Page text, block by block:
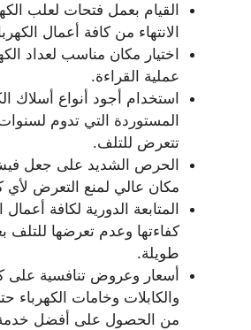
القيام بعمل فتحات لعلب
الانتهاء من كافة أعمال
اختيار مكان مناسب لعداد
عملية القراءة.
استخدام أجود أنواع أسلاك
المستوردة التي تدوم
تتعرض للتلف.
الحرص الشديد على جعل
مكان عالي لمنع التعرض لأي
المتابعة الدورية لكافة أعمال
كفاءتها وعدم تعرضها للتلف
طويلة.
أسعار وعروض تنافسية على
والكابلات وخامات الكهرباء
من الحصول على أفضل